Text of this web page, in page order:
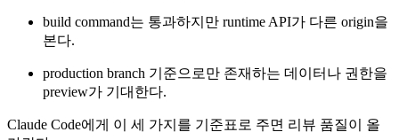
build command는 통과하지만 runtime API가 다른 origin을
본다.
production branch 기준으로만 존재하는 데이터나 권한을
preview가 기대한다.
Claude Code에게 이 세 가지를 기준표로 주면 리뷰 품질이 올